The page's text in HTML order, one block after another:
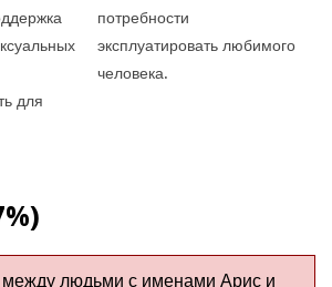
для
потребности
эксплуатировать любимого
человека.
между людьми с именами Арис и